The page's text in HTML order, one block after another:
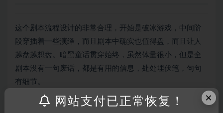
这个剧本流程设计的非常合理，开始是破冰游戏，中间阶
段穿插着一些演绎，而且剧本中确实也值得盘，而且让人
越盘越想盘。暗黑童话贯穿始终，虽然体量很小，但是全
剧本没有一句废话，都是有用的信息，处处埋伏笔，句句
有细节。
开局小游戏破冰，同时又为之后的剧情埋下伏笔，呼应结
×
网站支付已正常恢复！